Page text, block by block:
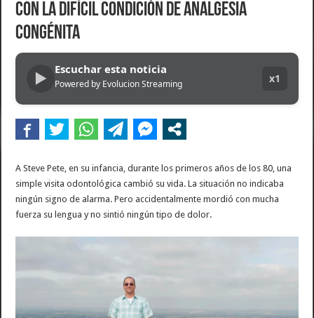
con la difícil condición de analgesia
congénita
▶ Escuchar esta noticia
Powered by Evolucion Streaming x1
A Steve Pete, en su infancia, durante los primeros años de los 80, una
simple visita odontológica cambió su vida. La situación no indicaba
ningún signo de alarma. Pero accidentalmente mordió con mucha
fuerza su lengua y no sintió ningún tipo de dolor.